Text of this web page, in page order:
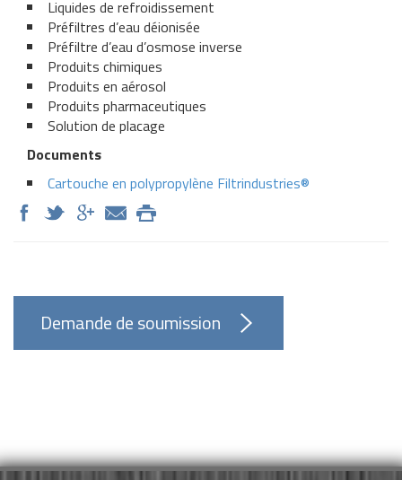
Liquides de refroidissement
Préfiltres d’eau déionisée
Préfiltre d’eau d’osmose inverse
Produits chimiques
Produits en aérosol
Produits pharmaceutiques
Solution de placage
Documents
Cartouche en polypropylène Filtrindustries®
Demande de soumission